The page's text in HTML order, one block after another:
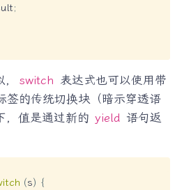
;
switch 表达式也可以使用带
签的传统切换块（暗示穿透语
，值是通过新的 yield 语句返
(s) {